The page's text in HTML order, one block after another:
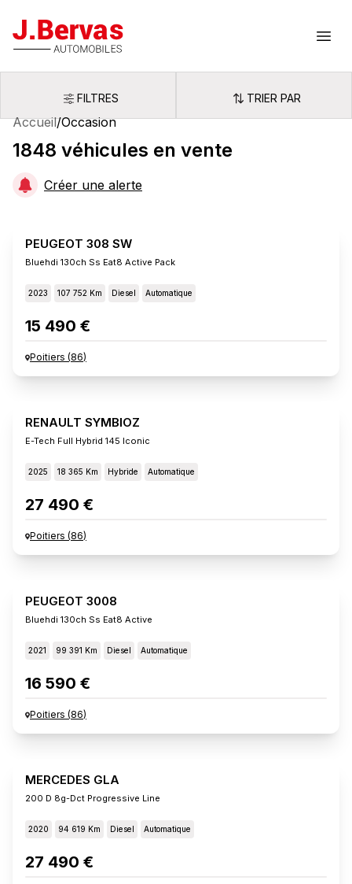
J.Bervas
Filtres
FILTRES Trier par
TRIER PAR
Accueil/Occasion
1848 véhicules en vente
Créer une alerte
PEUGEOT 308 SW
Bluehdi 130ch Ss Eat8 Active Pack
2023 107 752 Km Diesel Automatique
15 490 €
Poitiers (86)
RENAULT SYMBIOZ
E-Tech Full Hybrid 145 Iconic
2025 18 365 Km Hybride Automatique
27 490 €
Poitiers (86)
PEUGEOT 3008
Bluehdi 130ch Ss Eat8 Active
2021 99 391 Km Diesel Automatique
16 590 €
Poitiers (86)
MERCEDES GLA
200 D 8g-Dct Progressive Line
2020 94 619 Km Diesel Automatique
27 490 €